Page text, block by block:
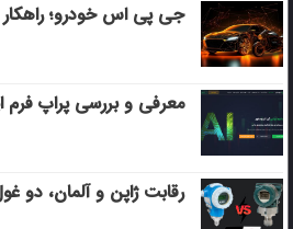
جی پی اس خودرو؛ راهکار
معرفی و بررسی پراپ فرم
رقابت ژاپن و آلمان، دو